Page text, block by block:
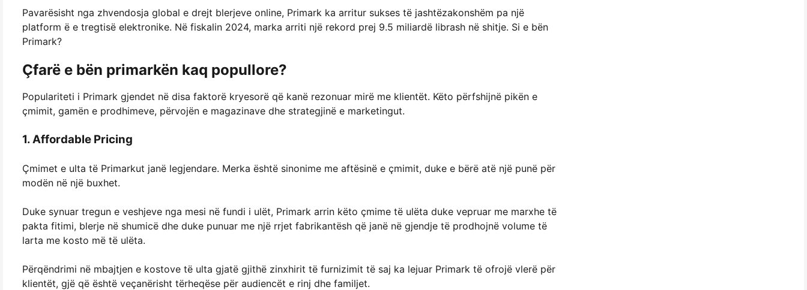
Pavarësisht nga zhvendosja global e drejt blerjeve online, Primark ka arritur sukses të jashtëzakonshëm pa një
platform ë e tregtisë elektronike. Në fiskalin 2024, marka arriti një rekord prej 9.5 miliardë librash në shitje. Si e bën
Primark?
Çfarë e bën primarkën kaq popullore?
Populariteti i Primark gjendet në disa faktorë kryesorë që kanë rezonuar mirë me klientët. Këto përfshijnë pikën e
çmimit, gamën e prodhimeve, përvojën e magazinave dhe strategjinë e marketingut.
1. Affordable Pricing
Çmimet e ulta të Primarkut janë legjendare. Merka është sinonime me aftësinë e çmimit, duke e bërë atë një punë për
modën në një buxhet.
Duke synuar tregun e veshjeve nga mesi në fundi i ulët, Primark arrin këto çmime të ulëta duke vepruar me marxhe të
pakta fitimi, blerje në shumicë dhe duke punuar me një rrjet fabrikantësh që janë në gjendje të prodhojnë volume të
larta me kosto më të ulëta.
Përqëndrimi në mbajtjen e kostove të ulta gjatë gjithë zinxhirit të furnizimit të saj ka lejuar Primark të ofrojë vlerë për
klientët, gjë që është veçanërisht tërheqëse për audiencët e rinj dhe familjet.